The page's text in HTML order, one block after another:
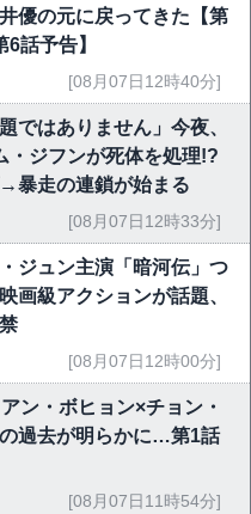
優の元に戻ってきた【第
話予告】
[08月07日12時40分]
ではありません」今夜、
・ジフンが死体を処理!?
暴走の連鎖が始まる
[08月07日12時33分]
ジュン主演「暗河伝」つ
画級アクションが話題、
[08月07日12時00分]
ン・ボヒョン×チョン・
過去が明らかに…第1話
[08月07日11時54分]